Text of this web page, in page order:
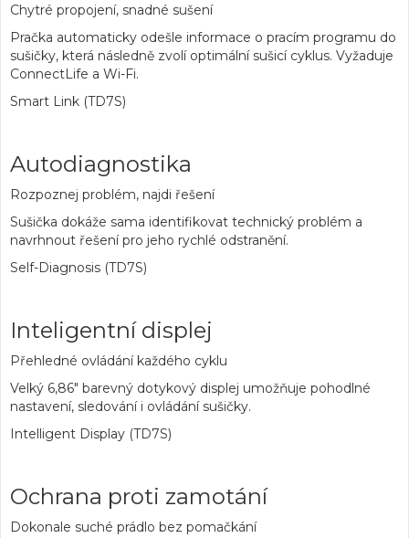
Chytré propojení, snadné sušení
Pračka automaticky odešle informace o pracím programu do
sušičky, která následně zvolí optimální sušicí cyklus. Vyžaduje
ConnectLife a Wi-Fi.
Smart Link (TD7S)
Autodiagnostika
Rozpoznej problém, najdi řešení
Sušička dokáže sama identifikovat technický problém a
navrhnout řešení pro jeho rychlé odstranění.
Self-Diagnosis (TD7S)
Inteligentní displej
Přehledné ovládání každého cyklu
Velký 6,86" barevný dotykový displej umožňuje pohodlné
nastavení, sledování i ovládání sušičky.
Intelligent Display (TD7S)
Ochrana proti zamotání
Dokonale suché prádlo bez pomačkání